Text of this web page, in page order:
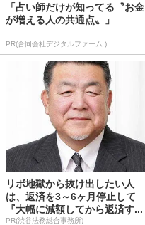
「占い師だけが知ってる〝お金
が増える人の共通点〟」
PR(合同会社デジタルファーム )
リボ地獄から抜け出したい人
は、返済を3～6ヶ月停止して
『大幅に減額してから返済す...
PR(渋谷法務総合事務所)